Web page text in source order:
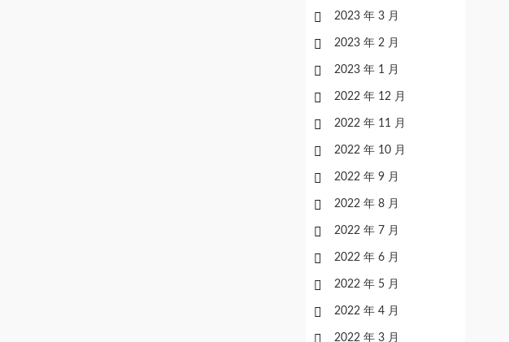
2023 年 3 月
2023 年 2 月
2023 年 1 月
2022 年 12 月
2022 年 11 月
2022 年 10 月
2022 年 9 月
2022 年 8 月
2022 年 7 月
2022 年 6 月
2022 年 5 月
2022 年 4 月
2022 年 3 月